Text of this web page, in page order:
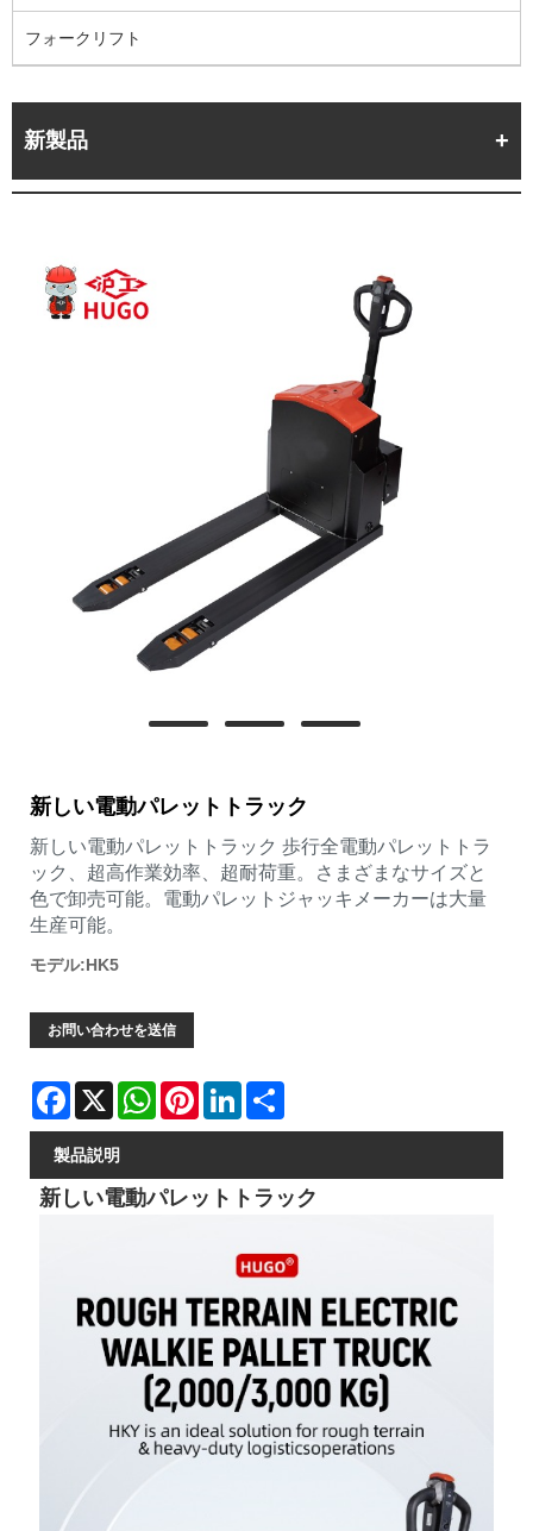
フォークリフト
新製品
新しい電動パレットトラック
新しい電動パレットトラック 歩行全電動パレットトラ
ック、超高作業効率、超耐荷重。さまざまなサイズと
色で卸売可能。電動パレットジャッキメーカーは大量
生産可能。
モデル:HK5
お問い合わせを送信
Facebook
X WhatsAppPinterestLinkedIn
製品説明
新しい電動パレットトラック